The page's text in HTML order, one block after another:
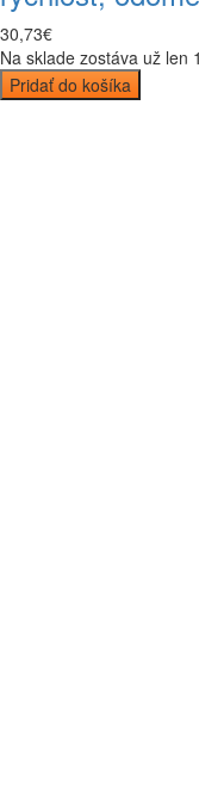
30,73€
Na sklade zostáva už len 1
Pridať do košíka